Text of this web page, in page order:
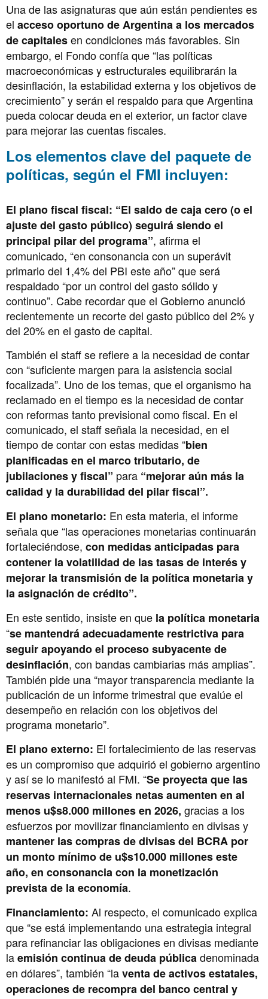
Una de las asignaturas que aún están pendientes es
el acceso oportuno de Argentina a los mercados
de capitalesen condiciones más favorables. Sin
embargo, el Fondo confía que “las políticas
macroeconómicas y estructurales equilibrarán la
desinflación, la estabilidad externa y los objetivos de
crecimiento” y serán el respaldo para que Argentina
pueda colocar deuda en el exterior, un factor clave
para mejorar las cuentas fiscales.
Los elementos clave del paquete de
políticas, según el FMI incluyen:
El plano fiscal fiscal: “El saldo de caja cero (o el
ajuste del gasto público) seguirá siendo el
principal pilar del programa”, afirma el
comunicado, “en consonancia con un superávit
primario del 1,4% del PBI este año” que será
respaldado “por un control del gasto sólido y
continuo”. Cabe recordar que el Gobierno anunció
recientemente un recorte del gasto público del 2% y
del 20% en el gasto de capital.
También el staff se refiere a la necesidad de contar
con “suficiente margen para la asistencia social
focalizada”. Uno de los temas, que el organismo ha
reclamado en el tiempo es la necesidad de contar
con reformas tanto previsional como fiscal. En el
comunicado, el staff señala la necesidad, en el
tiempo de contar con estas medidas “bien
planificadas en el marco tributario, de
jubilaciones y fiscal” para “mejorar aún más la
calidad y la durabilidad del pilar fiscal”.
El plano monetario: En esta materia, el informe
señala que “las operaciones monetarias continuarán
fortaleciéndose, con medidas anticipadas para
contener la volatilidad de las tasas de interés y
mejorar la transmisión de la política monetaria y
la asignación de crédito”.
En este sentido, insiste en que la política monetaria
“se mantendrá adecuadamente restrictiva para
seguir apoyando el proceso subyacente de
desinflación, con bandas cambiarias más amplias”.
También pide una “mayor transparencia mediante la
publicación de un informe trimestral que evalúe el
desempeño en relación con los objetivos del
programa monetario”.
El plano externo: El fortalecimiento de las reservas
es un compromiso que adquirió el gobierno argentino
y así se lo manifestó al FMI. “Se proyecta que las
reservas internacionales netas aumenten en al
menos u$s8.000 millones en 2026, gracias a los
esfuerzos por movilizar financiamiento en divisas y
mantener las compras de divisas del BCRA por
un monto mínimo de u$s10.000 millones este
año, en consonancia con la monetización
prevista de la economía.
Financiamiento: Al respecto, el comunicado explica
que “se está implementando una estrategia integral
para refinanciar las obligaciones en divisas mediante
laemisión continua de deuda públicadenominada
en dólares”, también “laventa de activos estatales,
operaciones de recompra del banco central y